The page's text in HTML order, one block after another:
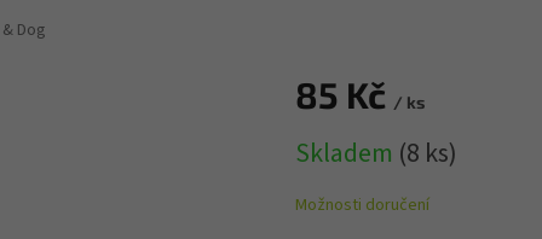
Dog
85 Kč / ks
cena:
Skladem (8 ks)
Možnosti doručení